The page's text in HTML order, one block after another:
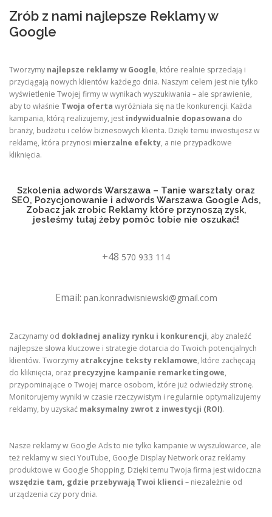
Zrób z nami najlepsze Reklamy w
Google
Tworzymy najlepsze reklamy w Google, które realnie sprzedają i
przyciągają nowych klientów każdego dnia. Naszym celem jest nie tylko
wyświetlenie Twojej firmy w wynikach wyszukiwania – ale sprawienie,
aby to właśnie Twoja oferta wyróżniała się na tle konkurencji. Każda
kampania, którą realizujemy, jest indywidualnie dopasowana do
branży, budżetu i celów biznesowych klienta. Dzięki temu inwestujesz w
reklamę, która przynosi mierzalne efekty, a nie przypadkowe
kliknięcia.
Szkolenia adwords Warszawa – Tanie warsztaty oraz
SEO, Pozycjonowanie i adwords Warszawa Google Ads,
Zobacz jak zrobic Reklamy które przynoszą zysk,
jesteśmy tutaj żeby pomóc tobie nie oszukać!
+48 570 933 114
Email: pan.konradwisniewski@gmail.com
Zaczynamy od dokładnej analizy rynku i konkurencji, aby znaleźć
najlepsze słowa kluczowe i strategie dotarcia do Twoich potencjalnych
klientów. Tworzymy atrakcyjne teksty reklamowe, które zachęcają
do kliknięcia, oraz precyzyjne kampanie remarketingowe,
przypominające o Twojej marce osobom, które już odwiedziły stronę.
Monitorujemy wyniki w czasie rzeczywistym i regularnie optymalizujemy
reklamy, by uzyskać maksymalny zwrot z inwestycji (ROI).
Nasze reklamy w Google Ads to nie tylko kampanie w wyszukiwarce, ale
też reklamy w sieci YouTube, Google Display Network oraz reklamy
produktowe w Google Shopping. Dzięki temu Twoja firma jest widoczna
wszędzie tam, gdzie przebywają Twoi klienci – niezależnie od
urządzenia czy pory dnia.